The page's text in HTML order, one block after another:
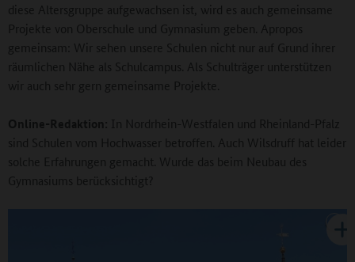
diese Altersgruppe aufgewachsen ist, wird es auch gemeinsame
Projekte von Oberschule und Gymnasium geben. Apropos
gemeinsam: Wir sehen unsere Schulen nicht nur auf Grund ihrer
räumlichen Nähe als Schulcampus. Als Schulträger unterstützen
wir auch sehr gern gemeinsame Projekte.
Online-Redaktion: In Nordrhein-Westfalen und Rheinland-Pfalz
sind Schulen vom Hochwasser betroffen. Auch Wilsdruff hat leider
solche Erfahrungen gemacht. Wurde das beim Neubau des
Gymnasiums berücksichtigt?